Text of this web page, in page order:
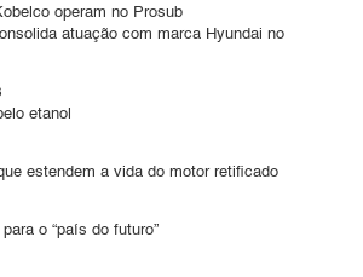
operam no Prosub
atuação com marca Hyundai no
etanol
estendem a vida do motor retificado
o “país do futuro”